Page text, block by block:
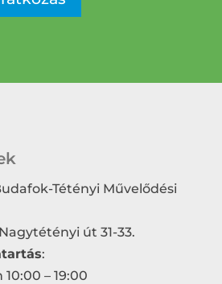
Tétényi Művelődési
út 31-33.
:
– 19:00